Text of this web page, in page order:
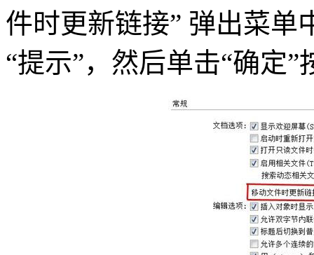
件时更新链接” 弹出菜单
“提示”，然后单击“确定